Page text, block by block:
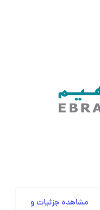
مشاهده جزئیات و